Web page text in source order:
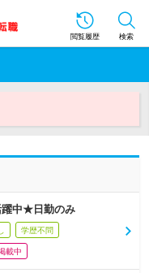
閲覧履歴 検索
躍中★日勤のみ
学歴不問
載中